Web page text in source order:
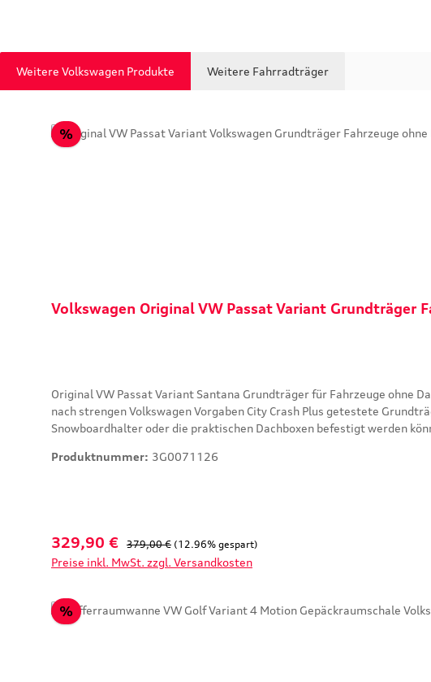
Weitere Volkswagen Produkte Weitere Fahrradträger
%Rabatt
Volkswagen Original VW Passat Variant Grundträger
Original VW Passat Variant Santana Grundträger für Fahrzeuge ohne Dachrehling Beschreibung: Der Volkswagen Original Grundträger ist die ideale Systembasis
nach strengen Volkswagen Vorgaben City Crash Plus getestete
Snowboardhalter oder die praktischen Dachboxen befestigt werden
Minimierung von Windgeräuschen. Der Grundträger ist abschließbar und somit
Produktnummer: 3G0071126
Verkaufspreis:
329,90 € Regulärer Preis:
379,00 € (12.96% gespart)
Preise inkl. MwSt. zzgl. Versandkosten
%Rabatt